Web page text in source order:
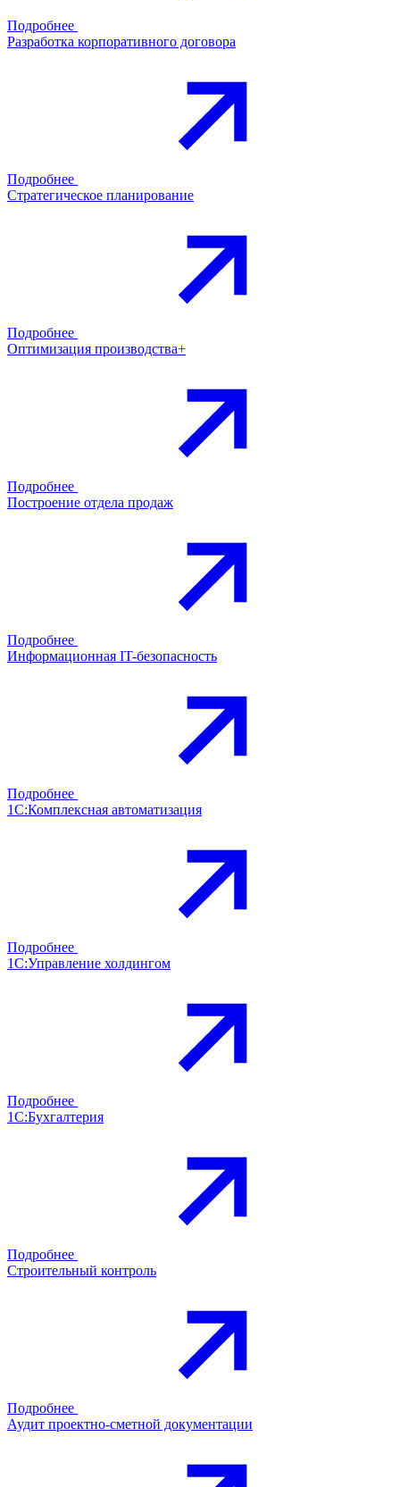
Подробнее
Разработка корпоративного договора
Подробнее
Стратегическое планирование
Подробнее
Оптимизация производства+
Подробнее
Построение отдела продаж
Подробнее
Информационная IT-безопасность
Подробнее
1С:Комплексная автоматизация
Подробнее
1С:Управление холдингом
Подробнее
1С:Бухгалтерия
Подробнее
Строительный контроль
Подробнее
Аудит проектно-сметной документации